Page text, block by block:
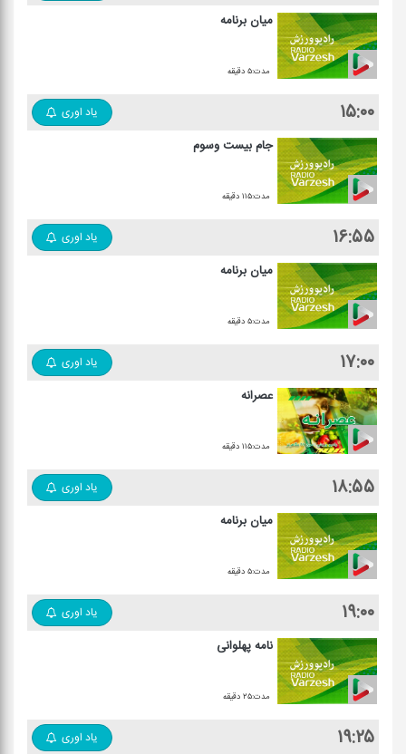
میان برنامه
مدت:۵ دقیقه
۱۵:۰۰ یاد اوری
جام بیست وسوم
مدت:۱۱۵ دقیقه
۱۶:۵۵ یاد اوری
میان برنامه
مدت:۵ دقیقه
۱۷:۰۰ یاد اوری
عصرانه
مدت:۱۱۵ دقیقه
۱۸:۵۵ یاد اوری
میان برنامه
مدت:۵ دقیقه
۱۹:۰۰ یاد اوری
نامه پهلوانی
مدت:۲۵ دقیقه
۱۹:۲۵ یاد اوری